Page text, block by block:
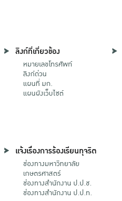
ลิงก์ที่เกี่ยวข้อง
หมายเลขโทรศัพท์
ลิงก์ด่วน
แผนที่ มก.
แผนผังเว็บไซต์
แจ้งเรื่องการร้องเรียนทุจริต
ช่องทางมหาวิทยาลัย
เกษตรศาสตร์
ช่องทางสำนักงาน ป.ป.ช.
ช่องทางสำนักงาน ป.ป.ท.